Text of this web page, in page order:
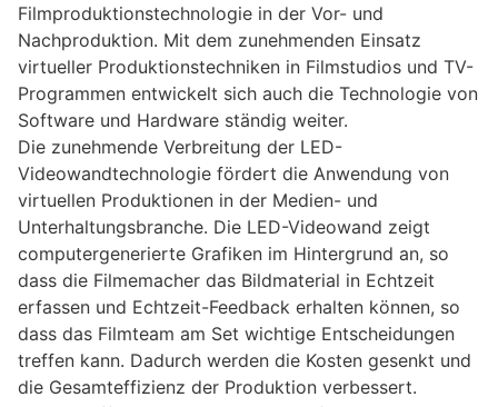
Filmproduktionstechnologie in der Vor- und
Nachproduktion. Mit dem zunehmenden Einsatz
virtueller Produktionstechniken in Filmstudios und TV-
Programmen entwickelt sich auch die Technologie von
Software und Hardware ständig weiter.
Die zunehmende Verbreitung der LED-
Videowandtechnologie fördert die Anwendung von
virtuellen Produktionen in der Medien- und
Unterhaltungsbranche. Die LED-Videowand zeigt
computergenerierte Grafiken im Hintergrund an, so
dass die Filmemacher das Bildmaterial in Echtzeit
erfassen und Echtzeit-Feedback erhalten können, so
dass das Filmteam am Set wichtige Entscheidungen
treffen kann. Dadurch werden die Kosten gesenkt und
die Gesamteffizienz der Produktion verbessert.